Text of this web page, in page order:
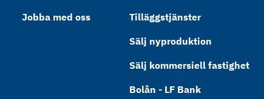
Jobba med oss
Tilläggstjänster
Sälj nyproduktion
Sälj kommersiell fastighet
Bolån - LF Bank